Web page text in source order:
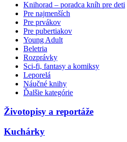
Knihorad – poradca kníh pre deti
Pre najmenších
Pre prvákov
Pre pubertiakov
Young Adult
Beletria
Rozprávky
Sci-fi, fantasy a komiksy
Leporelá
Náučné knihy
Ďalšie kategórie
Životopisy a reportáže
Kuchárky